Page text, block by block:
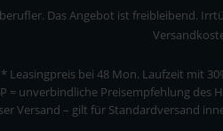
Das Angebot ist freibleibend.
* Leasingpreis bei 48 Mon. Laufzeit mit
= unverbindliche Preisempfehlung des
Versand – gilt für Standardversand